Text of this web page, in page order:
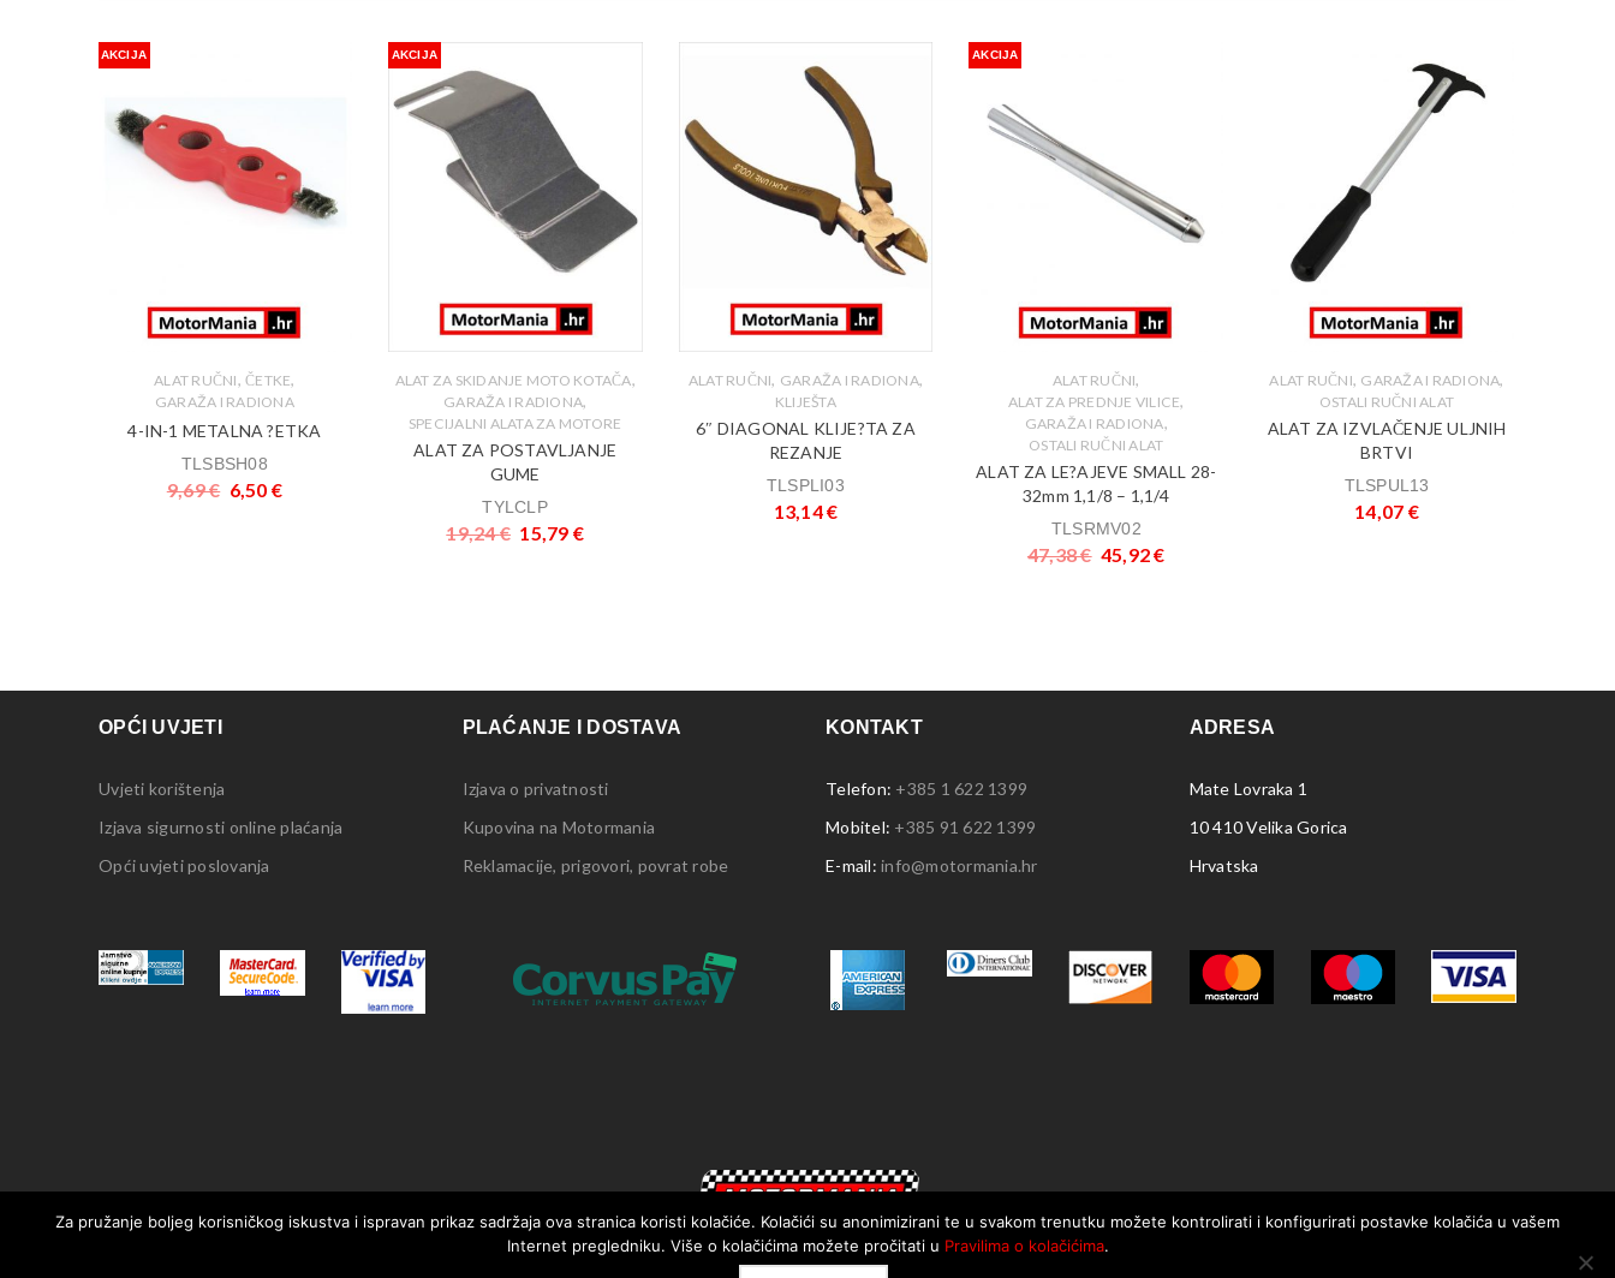
AKCIJA
ALAT RUČNI,ČETKE,
GARAŽA I RADIONA
4-IN-1 METALNA ?ETKA
TLSBSH08
9,69€ 6,50 €
AKCIJA
ALAT ZA SKIDANJE MOTO KOTAČA,
GARAŽA I RADIONA,
SPECIJALNI ALATA ZA MOTORE
ALAT ZA POSTAVLJANJE
GUME
TYLCLP
19,24€ 15,79 €
ALAT RUČNI, GARAŽA I RADIONA,
KLIJEŠTA
6″ DIAGONAL KLIJE?TA ZA
REZANJE
TLSPLI03
13,14€
AKCIJA
ALAT RUČNI,
ALAT ZA PREDNJE VILICE,
GARAŽA I RADIONA,
OSTALI RUČNI ALAT
ALAT ZA LE?AJEVE SMALL 28-
32mm 1,1/8 – 1,1/4
TLSRMV02
47,38€ 45,92€
ALAT RUČNI, GARAŽA I RADIONA,
OSTALI RUČNI ALAT
ALAT ZA IZVLAČENJE ULJNIH
BRTVI
TLSPUL13
14,07 €
OPĆI UVJETI
Uvjeti korištenja
Izjava sigurnosti online plaćanja
Opći uvjeti poslovanja
PLAĆANJE I DOSTAVA
Izjava o privatnosti
Kupovina na Motormania
Reklamacije, prigovori, povrat robe
KONTAKT
Telefon: +385 1 622 1399
Mobitel: +385 91 622 1399
E-mail: info@motormania.hr
ADRESA
Mate Lovraka 1
10 410 Velika Gorica
Hrvatska
Za pružanje boljeg korisničkog iskustva i ispravan prikaz sadržaja ova stranica koristi kolačiće. Kolačići su anonimizirani te u svakom trenutku možete kontrolirati i konfigurirati postavke kolačića u vašem
Internet pregledniku. Više o kolačićima možete pročitati u Pravilima o kolačićima.